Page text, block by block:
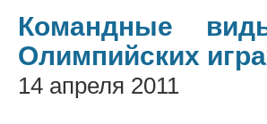
Командные
Олимпийских
14 апреля 2011